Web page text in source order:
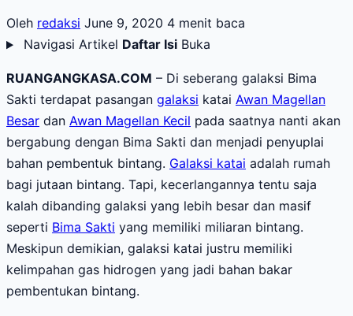
Oleh redaksi June 9, 2020 4 menit baca
Navigasi Artikel Daftar Isi Buka
RUANGANGKASA.COM – Di seberang galaksi Bima
Sakti terdapat pasangan galaksi katai Awan Magellan
Besar dan Awan Magellan Kecil pada saatnya nanti akan
bergabung dengan Bima Sakti dan menjadi penyuplai
bahan pembentuk bintang. Galaksi katai adalah rumah
bagi jutaan bintang. Tapi, kecerlangannya tentu saja
kalah dibanding galaksi yang lebih besar dan masif
seperti Bima Sakti yang memiliki miliaran bintang.
Meskipun demikian, galaksi katai justru memiliki
kelimpahan gas hidrogen yang jadi bahan bakar
pembentukan bintang.